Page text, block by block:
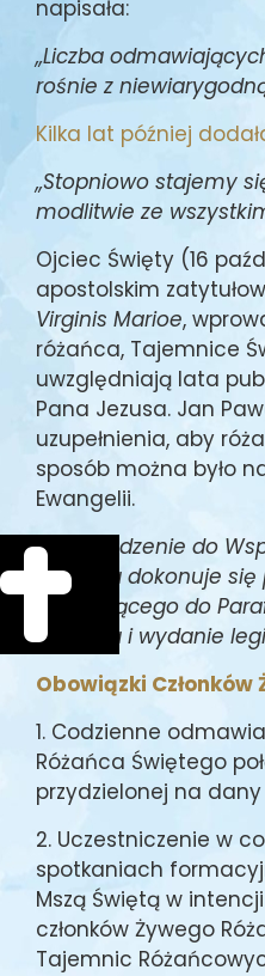
napisała:
,,Liczba
rośnie z
Kilka lat później
,,Stopniowo stajemy
modlitwie ze
Ojciec Święty (16
apostolskim
Virginis Marioe,
różańca, Tajemnice
uwzględniają lata
Pana Jezusa. Jan
uzupełnienia, aby
sposób można było
Ewangelii.
Wprowadzenie do
Różańca dokonuje
wstępującego do
Różańca i wydanie
Obowiązki Członków
1. Codzienne
Różańca Świętego
przydzielonej na
2. Uczestniczenie w
spotkaniach
Mszą Świętą w
członków Żywego
Tajemnic